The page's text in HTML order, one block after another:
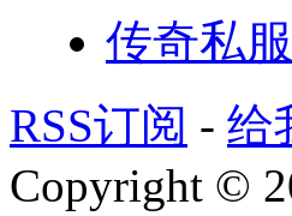
传奇私
RSS订阅 - 给
Copyright ©